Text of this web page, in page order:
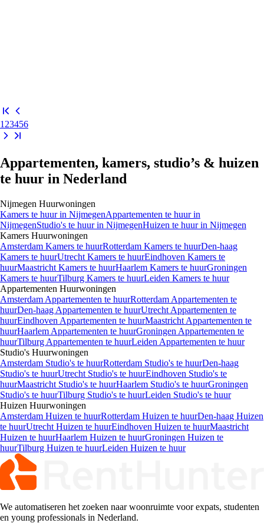
1 23456
Appartementen, kamers, studio’s & huizen
te huur in Nederland
Nijmegen Huurwoningen
Kamers te huur in NijmegenAppartementen te huur in
NijmegenStudio's te huur in NijmegenHuizen te huur in Nijmegen
Kamers Huurwoningen
Amsterdam Kamers te huurRotterdam Kamers te huurDen-haag
Kamers te huurUtrecht Kamers te huurEindhoven Kamers te
huurMaastricht Kamers te huurHaarlem Kamers te huurGroningen
Kamers te huurTilburg Kamers te huurLeiden Kamers te huur
Appartementen Huurwoningen
Amsterdam Appartementen te huurRotterdam Appartementen te
huurDen-haag Appartementen te huurUtrecht Appartementen te
huurEindhoven Appartementen te huurMaastricht Appartementen te
huurHaarlem Appartementen te huurGroningen Appartementen te
huurTilburg Appartementen te huurLeiden Appartementen te huur
Studio's Huurwoningen
Amsterdam Studio's te huurRotterdam Studio's te huurDen-haag
Studio's te huurUtrecht Studio's te huurEindhoven Studio's te
huurMaastricht Studio's te huurHaarlem Studio's te huurGroningen
Studio's te huurTilburg Studio's te huurLeiden Studio's te huur
Huizen Huurwoningen
Amsterdam Huizen te huurRotterdam Huizen te huurDen-haag Huizen
te huurUtrecht Huizen te huurEindhoven Huizen te huurMaastricht
Huizen te huurHaarlem Huizen te huurGroningen Huizen te
huurTilburg Huizen te huurLeiden Huizen te huur
We automatiseren het zoeken naar woonruimte voor expats, studenten
en young professionals in Nederland.